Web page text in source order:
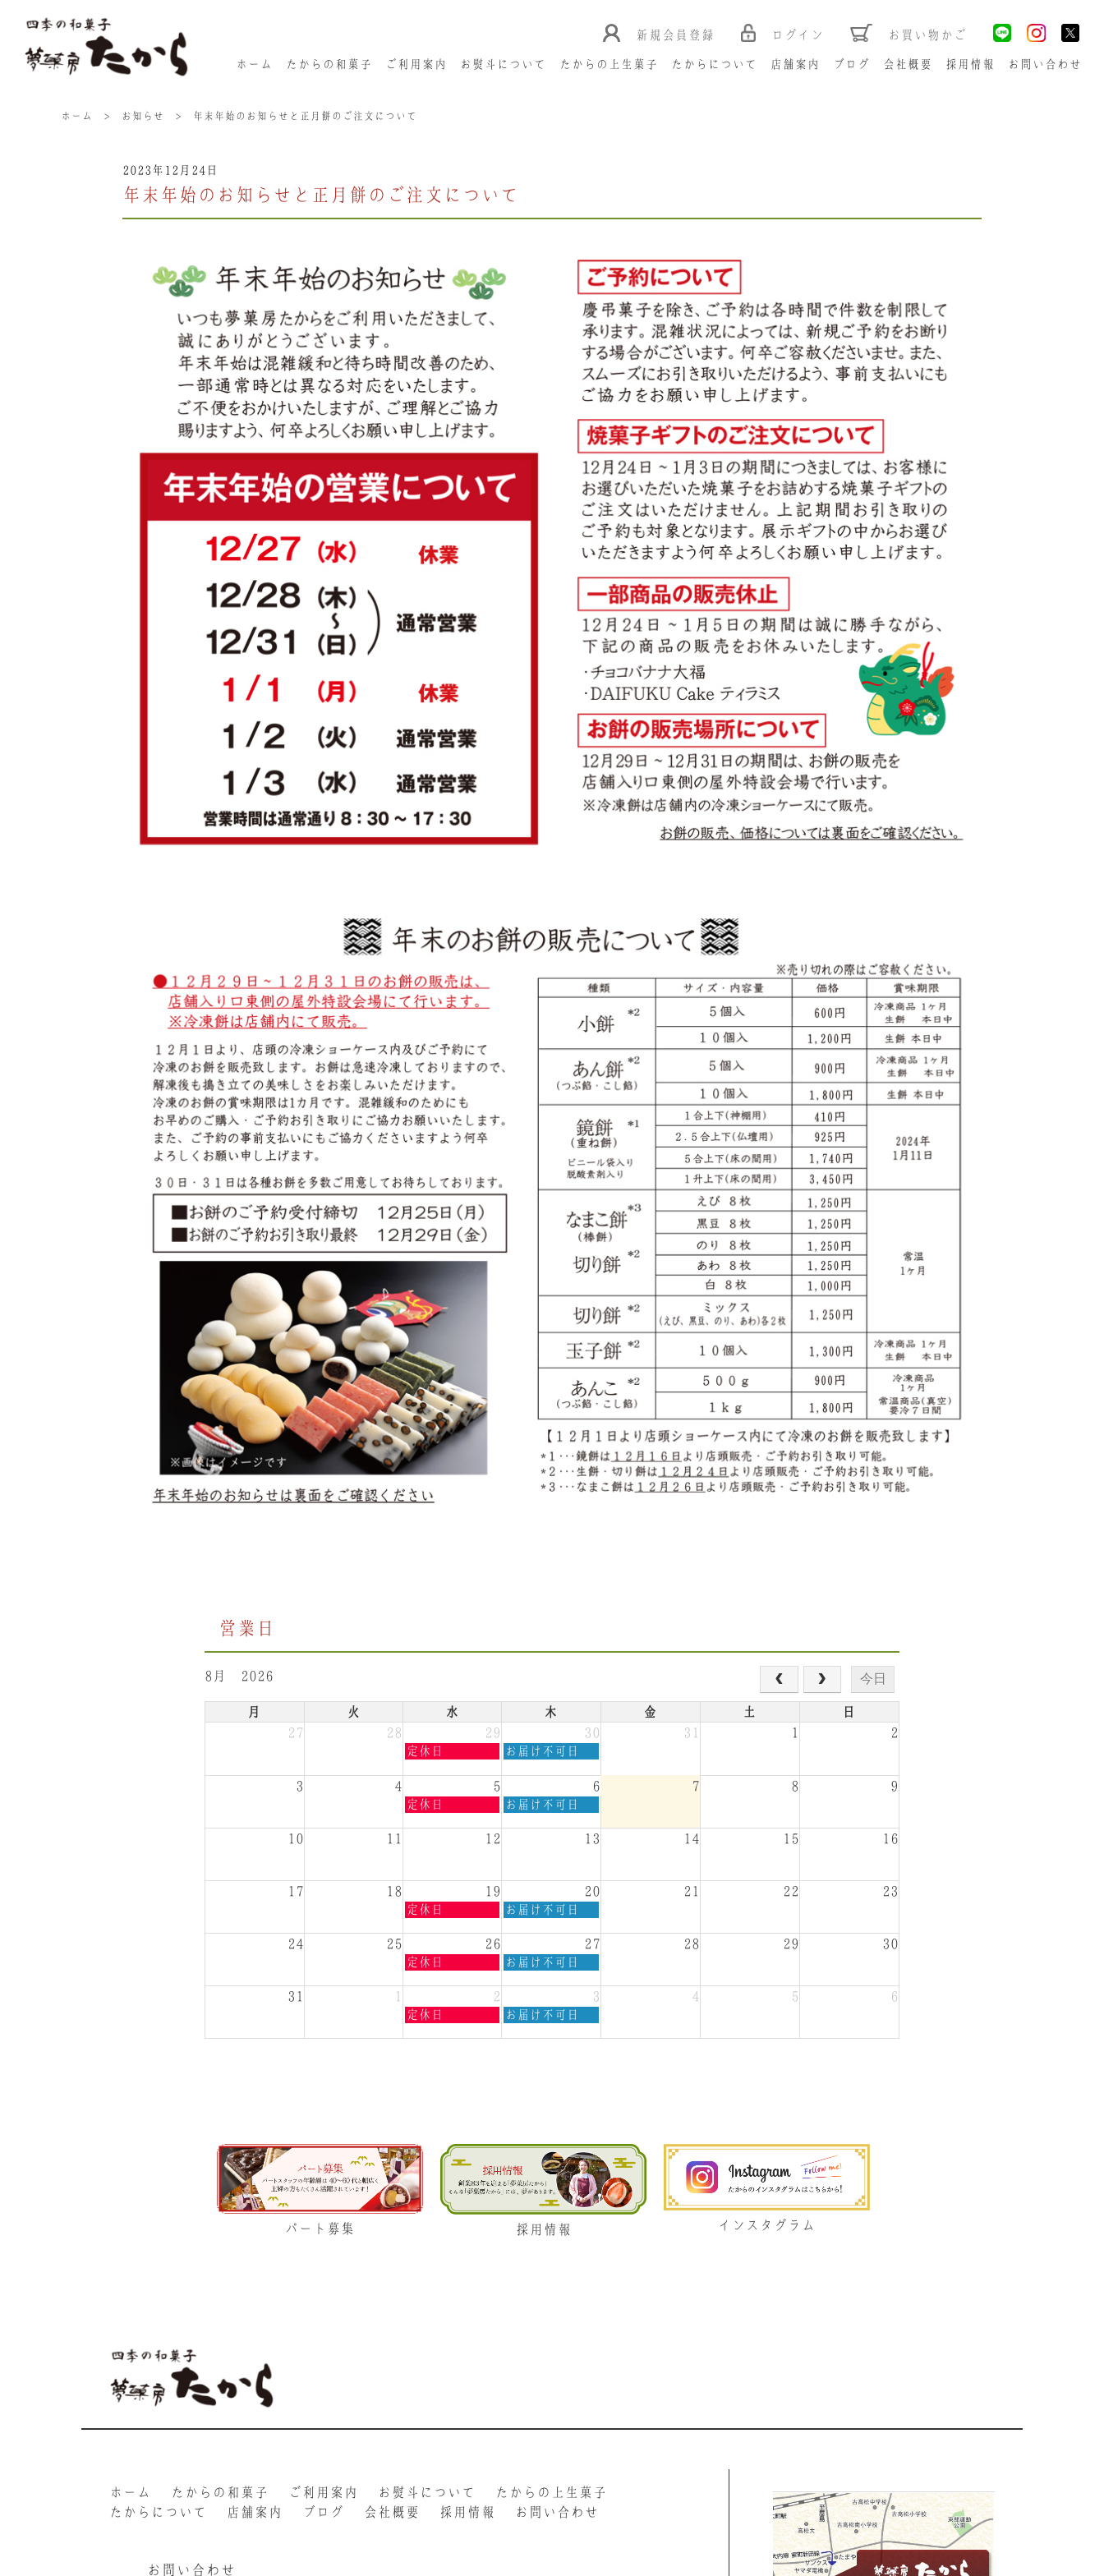
新規会員登録 ログイン お買い物かご
ホーム たからの和菓子 ご利用案内 お熨斗について たからの上生菓子 たからについて 店舗案内 ブログ 会社概要 採用情報 お問い合わせ
ホーム > お知らせ > 年末年始のお知らせと正月餅のご注文について
2023年12月24日
年末年始のお知らせと正月餅のご注文について
営業日
8月 2026 今日
月 火 水 木 金 土
日
27
28 29 30 31 1 2
水
日,
7
月
定休日
木
日,
7
月
お届け不可日
3 4 5 6 7 8 9
水
5th
定休日
木
6th
お届け不可日
10 11 12 13 14 15 16
17 18 19 20 21 22 23
水
8
月
19th
定休日
木
8
月
20th
お届け不可日
24 25 26 27 28 29 30
水
8
月
26th
定休日
木
8
月
27th
お届け不可日
31 1 2 3 4 5 6
水
定休日
木
お届け不可日
パート募集 採用情報 インスタグラム
ホーム たからの和菓子 ご利用案内 お熨斗について
たからの上生菓子
たからについて
店舗案内 ブログ 会社概要 採用情報 お問い合わせ
お問い合わせ